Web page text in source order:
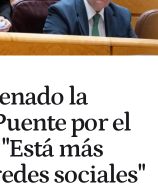
la
por el
más
sociales"